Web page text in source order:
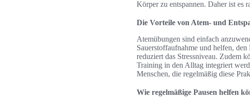
Körper zu entspannen. Daher ist es
Die Vorteile von Atem- und
Atemübungen sind einfach
Sauerstoffaufnahme und helfen,
reduziert das Stressniveau. Zudem
Training in den Alltag integriert
Menschen, die regelmäßig diese
Wie regelmäßige Pausen helfen